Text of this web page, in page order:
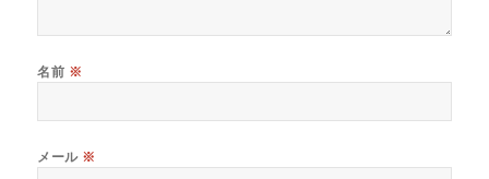
名前 ※
メール ※